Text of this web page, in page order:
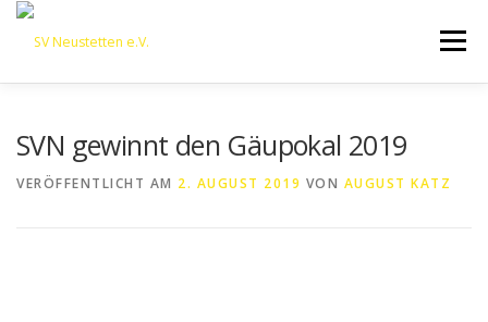
Zum
springen
Menü
SVN gewinnt den Gäupokal 2019
VERÖFFENTLICHT AM 2. AUGUST 2019 VON AUGUST KATZ